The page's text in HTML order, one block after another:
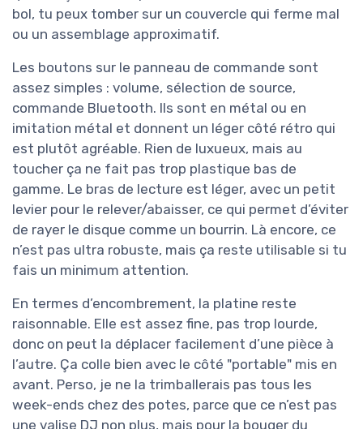
bol, tu peux tomber sur un couvercle qui ferme mal
ou un assemblage approximatif.
Les boutons sur le panneau de commande sont
assez simples : volume, sélection de source,
commande Bluetooth. Ils sont en métal ou en
imitation métal et donnent un léger côté rétro qui
est plutôt agréable. Rien de luxueux, mais au
toucher ça ne fait pas trop plastique bas de
gamme. Le bras de lecture est léger, avec un petit
levier pour le relever/abaisser, ce qui permet d’éviter
de rayer le disque comme un bourrin. Là encore, ce
n’est pas ultra robuste, mais ça reste utilisable si tu
fais un minimum attention.
En termes d’encombrement, la platine reste
raisonnable. Elle est assez fine, pas trop lourde,
donc on peut la déplacer facilement d’une pièce à
l’autre. Ça colle bien avec le côté "portable" mis en
avant. Perso, je ne la trimballerais pas tous les
week-ends chez des potes, parce que ce n’est pas
une valise DJ non plus, mais pour la bouger du